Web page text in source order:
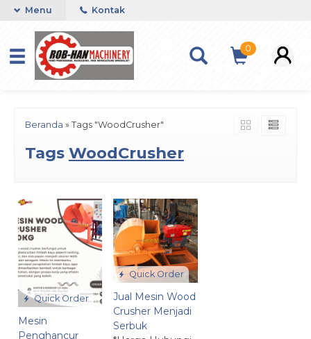
Menu Kontak
0
Beranda » Tags "WoodCrusher"
Tags WoodCrusher
Quick Order
Mesin
Penghancur
Quick Order
Jual Mesin Wood
Crusher Menjadi
Serbuk